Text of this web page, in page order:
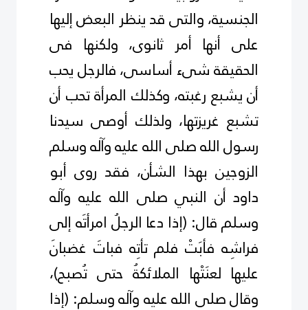
الجنسية، والتى قد ينظر البعض إليها
على أنها أمر ثانوى، ولكنها فى
الحقيقة شىء أساسى، فالرجل يحب
أن يشبع رغبته، وكذلك المرأة تحب أن
تشبع غريزتها، ولذلك أوصى سيدنا
رسول الله صلى الله عليه وآله وسلم
الزوجين بهذا الشأن، فقد روى أبو
داود أن النبي صلى الله عليه وآله
وسلم قال: (إذا دعا الرجلُ امرأتَه إلى
فراشِه فأبَتْ فلم تأتِه فباتَ غضبانَ
عليها لعنَتْها الملائكةُ حتى تُصبح(،
وقال صلى الله عليه وآله وسلم: (إذا